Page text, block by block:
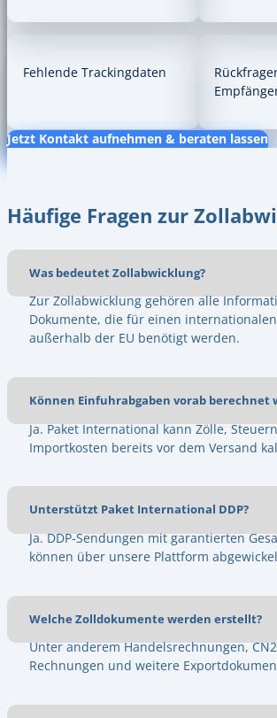
Fehlende Trackingdaten
Jetzt Kontakt aufnehmen & beraten lassen
Häufige Fragen zur
Was bedeutet Zollabwicklung?
Zur Zollabwicklung gehören alle
Dokumente, die für einen
außerhalb der EU benötigt werden.
Können Einfuhrabgaben vorab berechnet
Ja. Paket International kann Zölle,
Importkosten bereits vor dem Versand
Unterstützt Paket International DDP?
Ja. DDP-Sendungen mit garantierten
können über unsere Plattform
Welche Zolldokumente werden erstellt?
Unter anderem Handelsrechnungen,
Rechnungen und weitere